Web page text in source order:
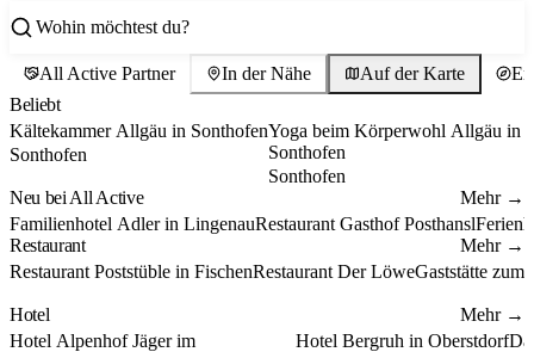
All Active Partner In der Nähe Auf der Karte
Beliebt
Wellness & Gesundheit
Kältekammer Allgäu in Sonthofen
Sonthofen
1 Yoga und Meditation
Yoga beim Körperwohl Allgäu in
Sonthofen
Sonthofen
2
Neu bei All Active Mehr →
HotelNeu
Lingenau
Familienhotel Adler in LingenauRestaurantNeu
Heiterwang
Restaurant Gasthof Posthansl
Restaurant
Mehr →
Restaurant
Restaurant Poststüble in FischenRestaurant Burgberg im Allgäu
Restaurant Der Löwe Restaurant
Gaststätte zum
Hotel Mehr →
HotelRiezlern
Hotel Alpenhof Jäger im
HotelOberstdorf
Hotel Bergruh in OberstdorfHotel